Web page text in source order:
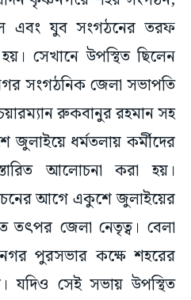
এবং যুব সংগঠনের তরফ
সেখানে উপস্থিত ছিলেন
সংগঠনিক জেলা সভাপতি
রুকবানুর রহমান সহ
জুলাইয়ে ধর্মতলায় কর্মীদের
আলোচনা করা হয়।
আগে একুশে জুলাইয়ের
তৎপর জেলা নেতৃত্ব। বেলা
পুরসভার কক্ষে শহরের
যদিও সেই সভায় উপস্থিত